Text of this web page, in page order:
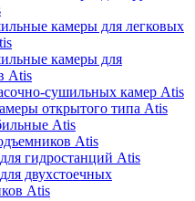
камеры для легковых
камеры для
Atis
сушильных камер Atis
открытого типа Atis
Atis
Atis
гидростанций Atis
двухстоечных
Atis